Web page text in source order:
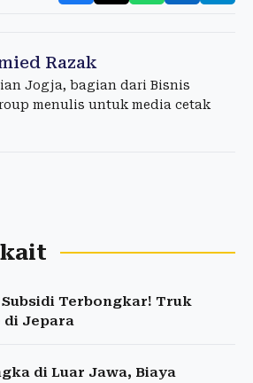
Razak
Jogja, bagian dari Bisnis
menulis untuk media cetak
Subsidi Terbongkar! Truk
di Jepara
di Luar Jawa, Biaya